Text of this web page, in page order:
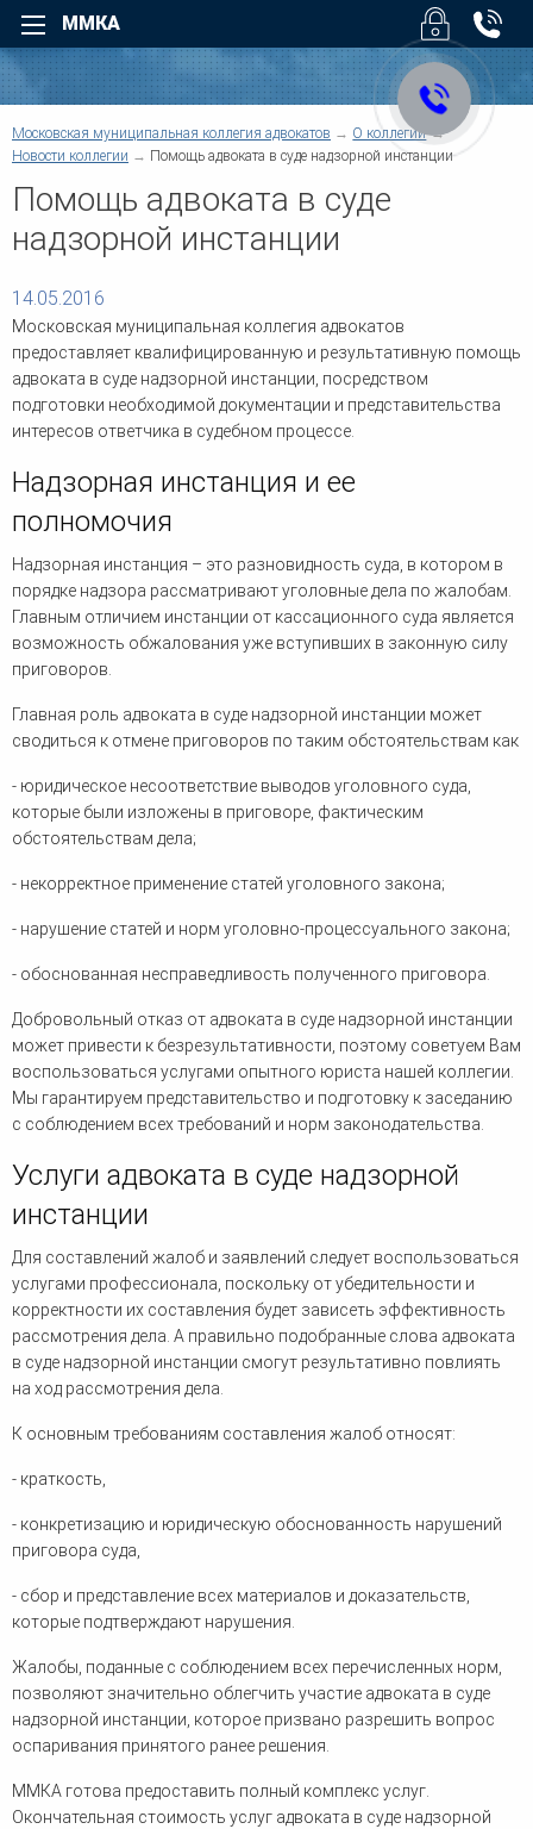
Назад
Структура коллегии
Видео ММКА
Назад
Услуги
Назад
Для физических лиц
Уголовные дела
Возмещение вреда
Помощь при ДТП
Наследство
Жилищные споры
Земельные споры
Банковское право
Военное право
Недвижимость
Неимущественные права
Оспаривание сделок
Для юридических лиц
Назад
Для юридических лиц
Арбитраж
Налоговые споры
Юридическое
Защита деловой репутации
Компенсация ущерба
Корпоративные споры
Регистрация и ликвидация
Страховые споры
Таможенный адвокат
Уголовные споры
Урегулирование споров в
Информационные базы
Суды
Назад
Верховный Суд РФ -
суды регионов
Другие суды
Конституционный Суд РФ
ММКА
Московская муниципальная коллегия адвокатов
О коллегии
Новости коллегии
Помощь адвоката в суде надзорной инстанции
Помощь адвоката в суде
надзорной инстанции
14.05.2016
Московская муниципальная коллегия адвокатов
предоставляет квалифицированную и результативную помощь
адвоката в суде надзорной инстанции, посредством
подготовки необходимой документации и представительства
интересов ответчика в судебном процессе.
Надзорная инстанция и ее
полномочия
Надзорная инстанция – это разновидность суда, в котором в
порядке надзора рассматривают уголовные дела по жалобам.
Главным отличием инстанции от кассационного суда является
возможность обжалования уже вступивших в законную силу
приговоров.
Главная роль адвоката в суде надзорной инстанции может
сводиться к отмене приговоров по таким обстоятельствам как
- юридическое несоответствие выводов уголовного суда,
которые были изложены в приговоре, фактическим
обстоятельствам дела;
- некорректное применение статей уголовного закона;
- нарушение статей и норм уголовно-процессуального закона;
- обоснованная несправедливость полученного приговора.
Добровольный отказ от адвоката в суде надзорной инстанции
может привести к безрезультативности, поэтому советуем Вам
воспользоваться услугами опытного юриста нашей коллегии.
Мы гарантируем представительство и подготовку к заседанию
с соблюдением всех требований и норм законодательства.
Услуги адвоката в суде надзорной
инстанции
Для составлений жалоб и заявлений следует воспользоваться
услугами профессионала, поскольку от убедительности и
корректности их составления будет зависеть эффективность
рассмотрения дела. А правильно подобранные слова адвоката
в суде надзорной инстанции смогут результативно повлиять
на ход рассмотрения дела.
К основным требованиям составления жалоб относят:
- краткость,
- конкретизацию и юридическую обоснованность нарушений
приговора суда,
- сбор и представление всех материалов и доказательств,
которые подтверждают нарушения.
Жалобы, поданные с соблюдением всех перечисленных норм,
позволяют значительно облегчить участие адвоката в суде
надзорной инстанции, которое призвано разрешить вопрос
оспаривания принятого ранее решения.
ММКА готова предоставить полный комплекс услуг.
Окончательная стоимость услуг адвоката в суде надзорной